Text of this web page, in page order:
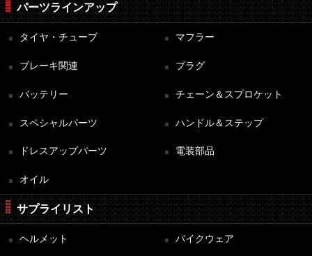
パーツラインアップ
タイヤ・チューブ マフラー
ブレーキ関連 プラグ
バッテリー チェーン＆スプロケット
スペシャルパーツ ハンドル＆ステップ
ドレスアップパーツ 電装部品
オイル
サプライリスト
ヘルメット バイクウェア